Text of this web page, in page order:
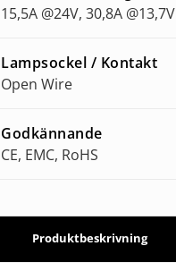
15,5A @24V, 30,8A @13,7V
Lampsockel / Kontakt
Open Wire
Godkännande
CE, EMC, RoHS
Produktbeskrivning